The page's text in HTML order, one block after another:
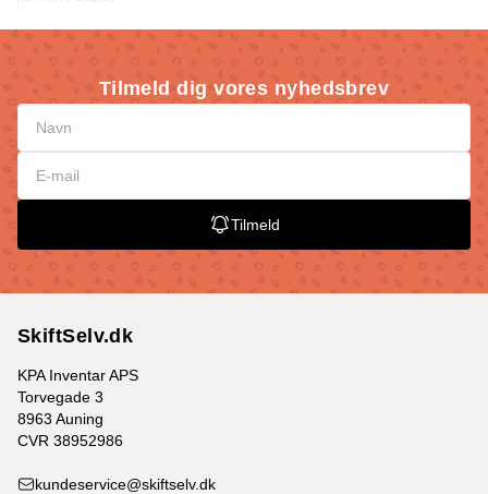
Tilmeld dig vores nyhedsbrev
Tilmeld
SkiftSelv.dk
KPA Inventar APS
Torvegade 3
8963 Auning
CVR 38952986
kundeservice@skiftselv.dk